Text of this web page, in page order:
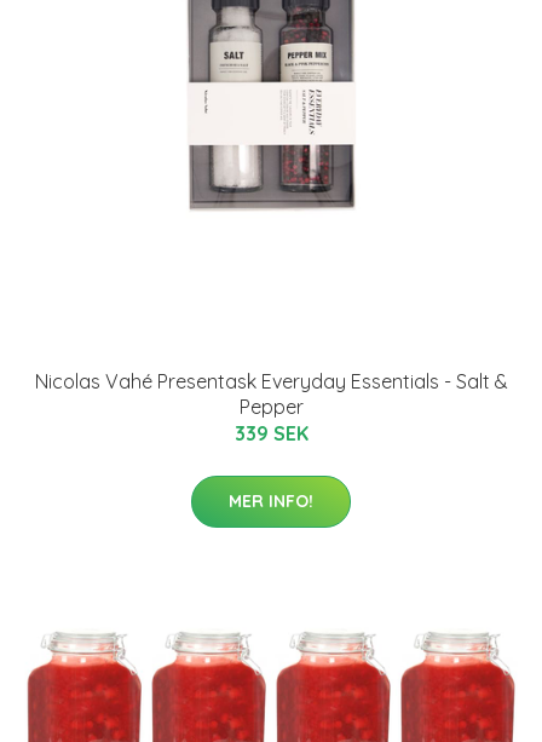
Nicolas Vahé Presentask Everyday Essentials - Salt &
Pepper
339 SEK
MER INFO!